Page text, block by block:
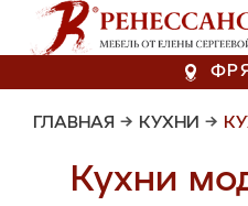
ГЛАВНАЯ → КУХНИ →
Кухни